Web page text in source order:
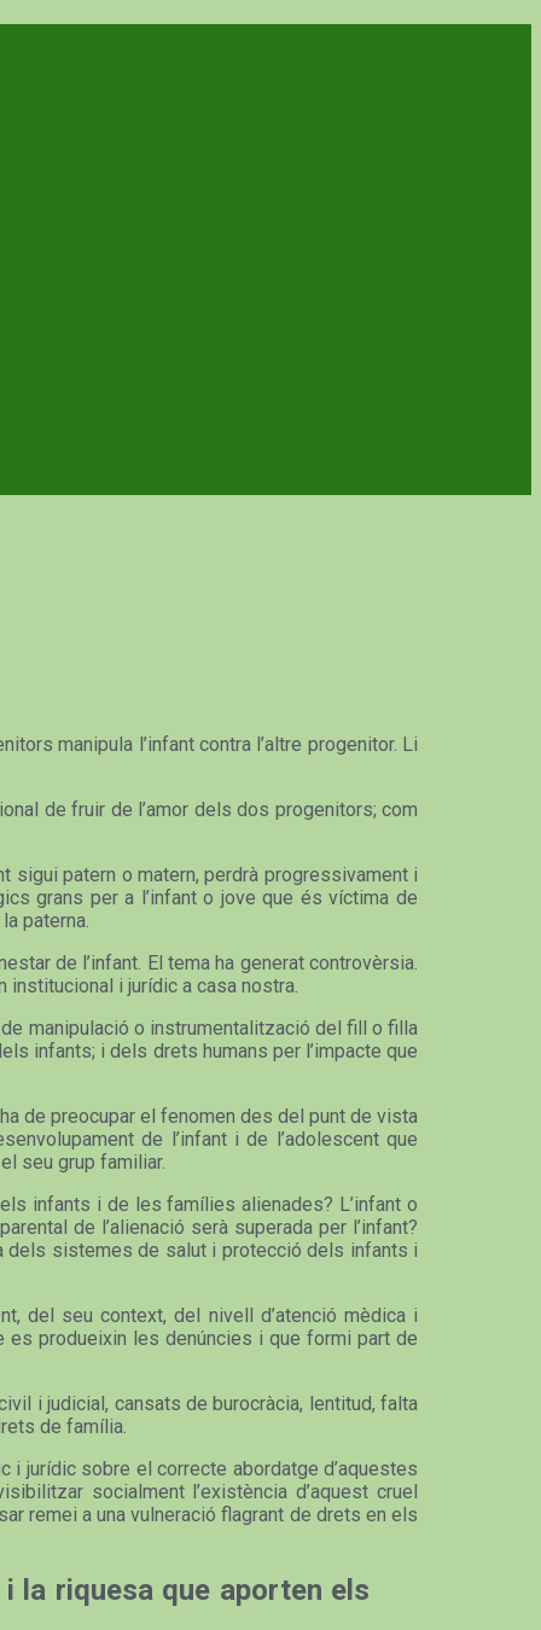
manipula l’infant contra l’altre progenitor. Li
de fruir de l’amor dels dos progenitors; com
sigui patern o matern, perdrà progressivament i
grans per a l’infant o jove que és víctima de
paterna.
de l’infant. El tema ha generat controvèrsia.
institucional i jurídic a casa nostra.
manipulació o instrumentalització del fill o filla
infants; i dels drets humans per l’impacte que
de preocupar el fenomen des del punt de vista
de l’infant i de l’adolescent que
seu grup familiar.
infants i de les famílies alienades? L’infant o
de l’alienació serà superada per l’infant?
dels sistemes de salut i protecció dels infants i
del seu context, del nivell d’atenció mèdica i
es produeixin les denúncies i que formi part de
i judicial, cansats de burocràcia, lentitud, falta
de família.
jurídic sobre el correcte abordatge d’aquestes
socialment l’existència d’aquest cruel
remei a una vulneració flagrant de drets en els
la riquesa que aporten els